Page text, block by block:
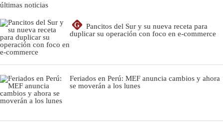
últimas noticias
G
Pancitos del Sur y su nueva receta para
duplicar su operación con foco en e-commerce
Feriados en Perú: MEF anuncia cambios y ahora
se moverán a los lunes